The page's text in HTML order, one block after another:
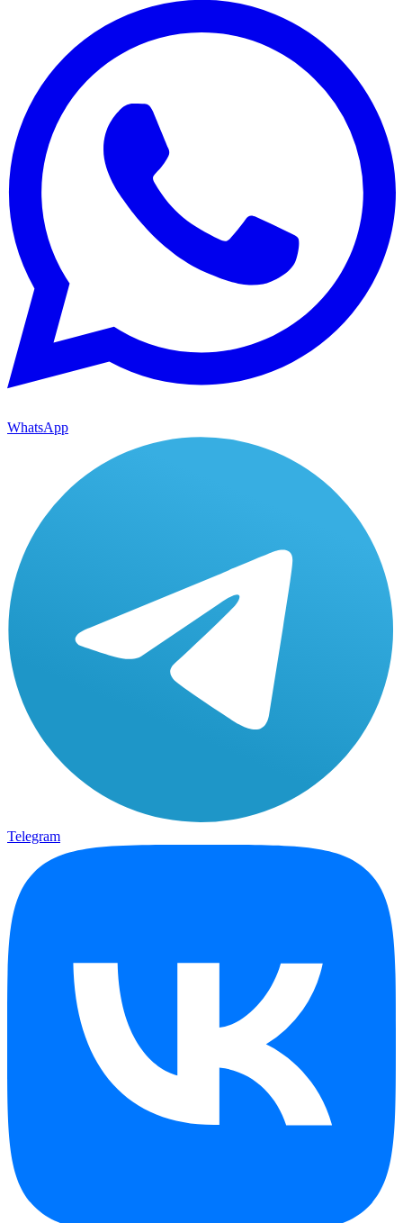
WhatsApp
Telegram